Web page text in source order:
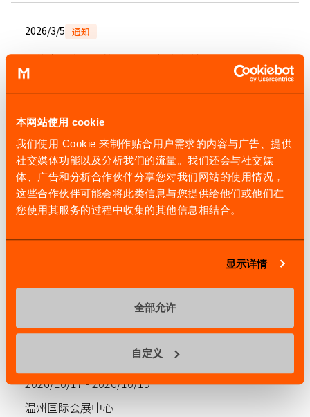
本网站使用 cookie
我们使用 Cookie 来制作贴合用户需求的内容与广告、提供
社交媒体功能以及分析我们的流量。我们还会与社交媒
体、广告和分析合作伙伴分享您对我们网站的使用情况，
这些合作伙伴可能会将此类信息与您提供给他们或他们在
您使用其服务的过程中收集的其他信息相结合。
显示详情
全部允许
自定义
2026/3/5 通知
马扎克辽宁工厂第20000台机床交付
近期活动
代理商展
第二十一届中国（温州）机械装备展览会
2026/10/17 - 2026/10/19
温州国际会展中心